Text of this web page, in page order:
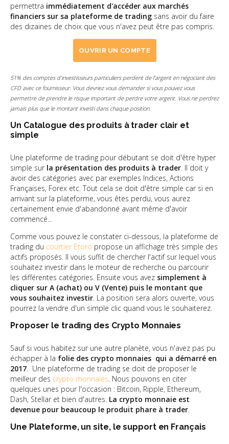
permettra immédiatement d'accéder aux marchés
financiers sur sa plateforme de trading sans avoir du faire
des dizaines de choix que vous n'avez peut être pas compris.
OUVRIR UN COMPTE
51% des comptes d'investisseurs particuliers perdent de l'argent en négociant des
CFD avec ce fournisseur. Vous devriez vous demander si vous pouvez vous
permettre de prendre le risque important de perdre votre argent. Vous ne perdrez
jamais plus que le montant investi dans chaque position.
Un Catalogue des produits à trader clair et
simple
Une plateforme de trading pour débutant se doit d'être hyper
simple sur la présentation des produits à trader. Il doit y
avoir des catégories avec par exemples Indices, Actions
Françaises, Forex etc. Tout cela se doit d'être simple car si en
arrivant sur la plateforme, vous êtes perdu, vous aurez
certainement envie d'abandonné avant même d'avoir
commencé...
Comme vous pouvez le constater ci-dessous, la plateforme de
trading du courtier Etoro propose un affichage très simple des
actifs proposés. Il vous suffit de chercher l'actif sur lequel vous
souhaitez investir dans le moteur de recherche ou parcourir
les différentes catégories. Ensuite vous avez simplement à
cliquer sur A (achat) ou V (Vente) puis le montant que
vous souhaitez investir. La position sera alors ouverte, vous
pourrez la vendre d'un simple clic quand vous le souhaiterez.
Proposer le trading des Crypto Monnaies
Sauf si vous habitez sur une autre planète, vous n'avez pas pu
échapper à la folie des crypto monnaies qui a démarré en
2017. Une plateforme de trading se doit de proposer le
meilleur des crypto monnaies. Nous pouvons en citer
quelques unes pour l'occasion : Bitcoin, Ripple, Ethereum,
Dash, Stellar et bien d'autres. La crypto monnaie est
devenue pour beaucoup le produit phare à trader.
Une Plateforme, un site, le support en Français